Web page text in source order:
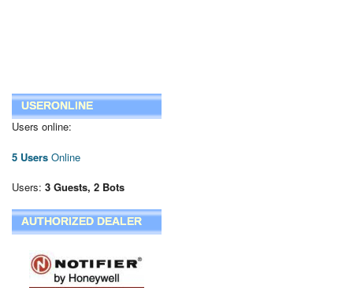
USERONLINE
Users online:
5 Users Online
Users: 3 Guests, 2 Bots
AUTHORIZED DEALER